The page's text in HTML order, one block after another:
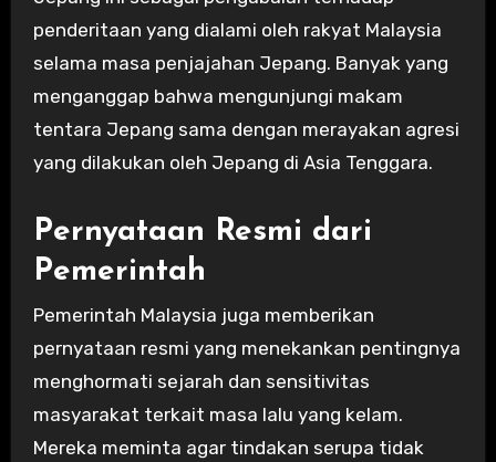
penderitaan yang dialami oleh rakyat Malaysia
selama masa penjajahan Jepang. Banyak yang
menganggap bahwa mengunjungi makam
tentara Jepang sama dengan merayakan agresi
yang dilakukan oleh Jepang di Asia Tenggara.
Pernyataan Resmi dari
Pemerintah
Pemerintah Malaysia juga memberikan
pernyataan resmi yang menekankan pentingnya
menghormati sejarah dan sensitivitas
masyarakat terkait masa lalu yang kelam.
Mereka meminta agar tindakan serupa tidak